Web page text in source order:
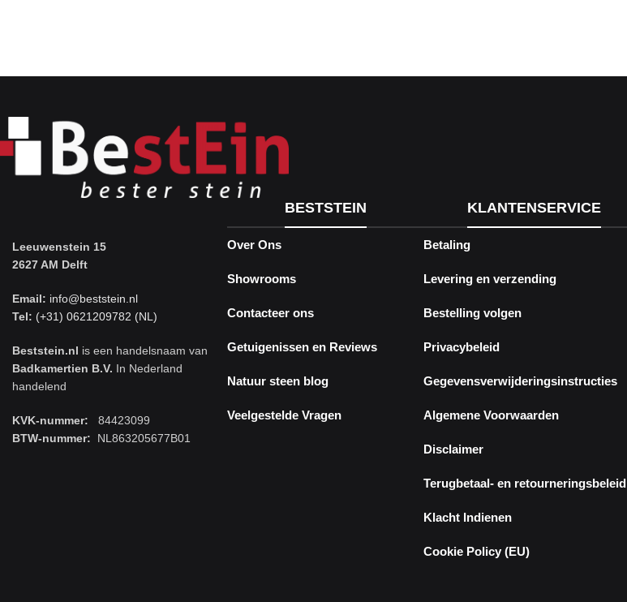
Leeuwenstein 15
2627 AM Delft
Email: info@beststein.nl
Tel: (+31) 0621209782 (NL)
Beststein.nl is een handelsnaam van
Badkamertien B.V. In Nederland
handelend
KVK-nummer: 84423099
BTW-nummer: NL863205677B01
BESTSTEIN
Over Ons
Showrooms
Contacteer ons
Getuigenissen en Reviews
Natuur steen blog
Veelgestelde Vragen
KLANTENSERVICE
Betaling
Levering en verzending
Bestelling volgen
Privacybeleid
Gegevensverwijderingsinstructies
Algemene Voorwaarden
Disclaimer
Terugbetaal- en retourneringsbeleid
Klacht Indienen
Cookie Policy (EU)